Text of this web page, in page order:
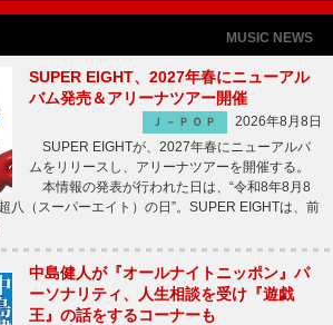
MUSIC NEWS
SUPER EIGHT、2027年春にニューアル
バム発売＆アリーナツアー開催
Ｊ－ＰＯＰ
2026年8月8日
SUPER EIGHTが、2027年春にニューアルバ
ムをリリースし、アリーナツアーを開催する。
本情報の発表が行われた日は、“令和8年8月8
八（スーパーエイト）の日”。SUPER EIGHTは、前
中島健人が『オールナイトニッポン』パ
ーソナリティ、人生相談を受け『遊戯
王』の話をするコーナーも